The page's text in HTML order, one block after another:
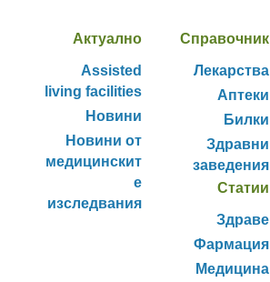
Актуално
Assisted
living facilities
Новини
Новини от
медицинскит
е
изследвания
Справочник
Лекарства
Аптеки
Билки
Здравни
заведения
Статии
Здраве
Фармация
Медицина